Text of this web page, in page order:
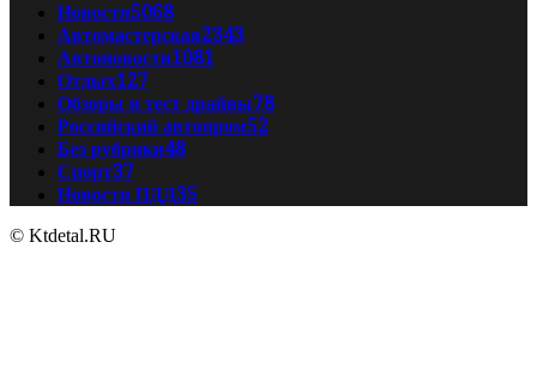
Новости5068
Автомастерская2343
Автоновости1081
Отдых127
Обзоры и тест драйвы78
Российский автопром52
Без рубрики48
Спорт37
Новости ПДД35
© Ktdetal.RU